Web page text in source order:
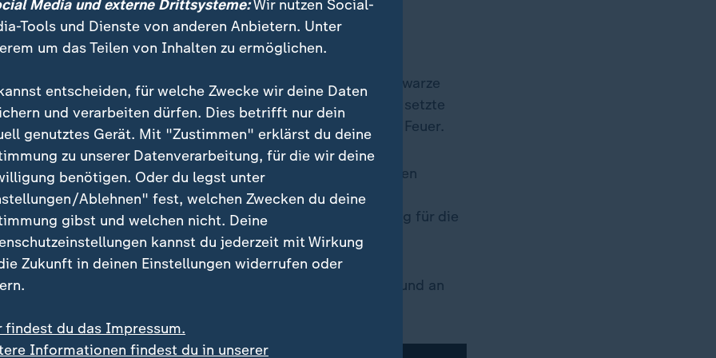
2015 in Charleston?
Juni 2015 betrat der US-Amerikaner Dylann Roof die Schwarze
"Emanuel African Methodist Episcopal Church". Der Mann setzte
hörte zu. Dann zog er eine Waffe und eröffnete das Feuer.
Attentat löste in den USA eine Debatte über weißen
Rassismusund den Umgang mit Symbolen der
- jenes Staatenbundes, der im amerikanischen Bürgerkrieg für die
kämpfte.
Roof zuvor Fotos von sich mit der Konföderiertenflagge und an
veröffentlicht hatte.
Media und externe Drittsysteme:Wir nutzen Social-
Tools und Dienste von anderen Anbietern. Unter
um das Teilen von Inhalten zu ermöglichen.
entscheiden, für welche Zwecke wir deine Daten
und verarbeiten dürfen. Dies betrifft nur dein
genutztes Gerät. Mit "Zustimmen" erklärst du deine
zu unserer Datenverarbeitung, für die wir deine
benötigen. Oder du legst unter
Ablehnen" fest, welchen Zwecken du deine
gibst und welchen nicht. Deine
kannst du jederzeit mit Wirkung
Zukunft in deinen Einstellungen widerrufen oder
findest du das Impressum.
Informationen findest du in unserer